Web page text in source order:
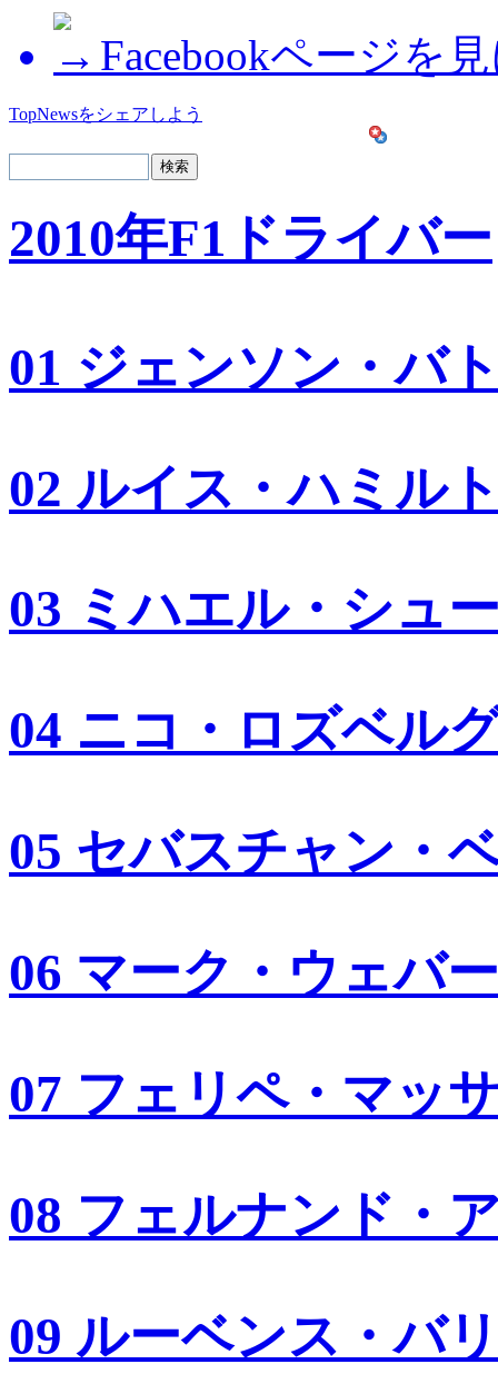
Facebookページを
TopNewsをシェアしよう
2010年F1ドライバー
01 ジェンソン・バ
02 ルイス・ハミル
03 ミハエル・シュ
04 ニコ・ロズベル
05 セバスチャン・
06 マーク・ウェバー
07 フェリペ・マッ
08 フェルナンド・
09 ルーベンス・バ